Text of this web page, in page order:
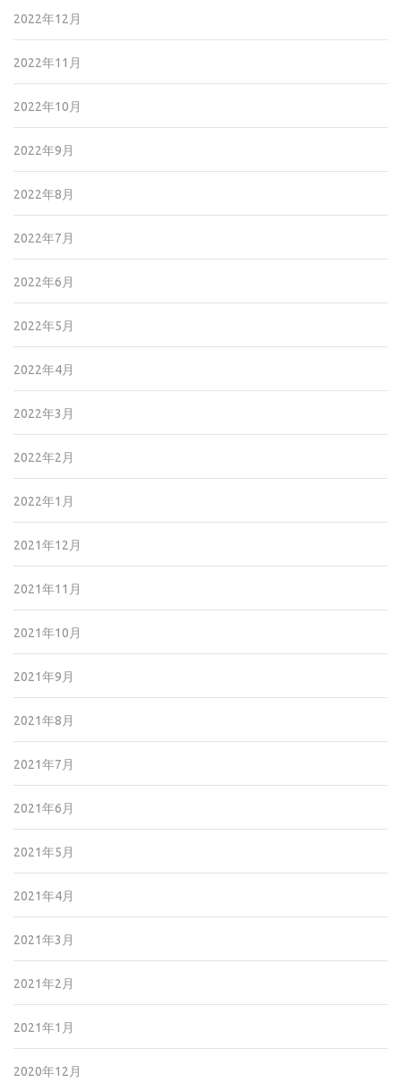
2022年12月
2022年11月
2022年10月
2022年9月
2022年8月
2022年7月
2022年6月
2022年5月
2022年4月
2022年3月
2022年2月
2022年1月
2021年12月
2021年11月
2021年10月
2021年9月
2021年8月
2021年7月
2021年6月
2021年5月
2021年4月
2021年3月
2021年2月
2021年1月
2020年12月